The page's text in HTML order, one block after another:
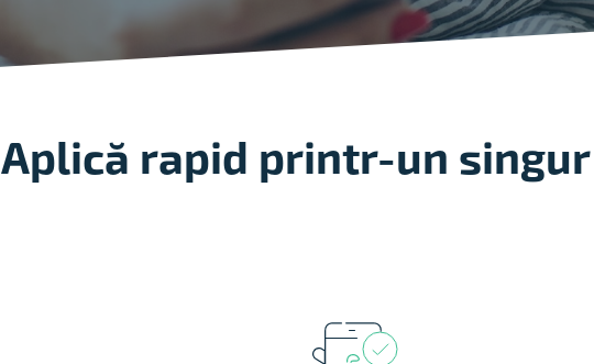
Aplică rapid printr-un